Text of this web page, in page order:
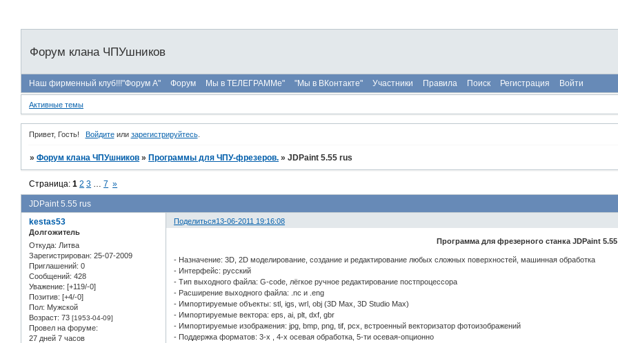
Форум клана ЧПУшников
Наш фирменный клуб!!!"Форум А" Форум Мы в ТЕЛЕГРАММе" "Мы в ВКонтакте" Участники Правила Поиск Регистрация Войти
Активные темы
Привет, Гость! Войдитеили зарегистрируйтесь.
»Форум клана ЧПУшников » Программы для ЧПУ-фрезеров. »JDPaint 5.55 rus
JDPaint 5.55 rus
Страница:1 2 3 7 »
Поделиться13-06-2011 19:16:08
kestas53
Долгожитель
Откуда: Литва
Зарегистрирован: 25-07-2009
Приглашений: 0
Сообщений: 428
Уважение: [+119/-0]
Позитив: [+4/-0]
Пол: Мужской
Возраст: 73 [1953-04-09]
Провел на форуме:
27 дней 7 часов
Программа для фрезерного станка JDPaint 5.55
- Назначение: 3D, 2D моделирование, создание и редактирование любых сложных поверхностей, машинная обработка
- Интерфейс: русский
- Тип выходного файла: G-code, лёгкое ручное редактирование постпроцессора
- Расширение выходного файла: .nc и .eng
- Импортируемые объекты: stl, igs, wrl, obj (3D Max, 3D Studio Max)
- Импортируемые вектора: eps, ai, plt, dxf, gbr
- Импортируемые изображения: jpg, bmp, png, tif, pcx, встроенный векторизатор фотоизображений
- Поддержка форматов: 3-х , 4-х осевая обработка, 5-ти осевая-опционно